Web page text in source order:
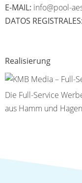
E-MAIL: info@pool-
DATOS REGISTRALES:
Realisierung
Die Full-Service
aus Hamm und Hagen